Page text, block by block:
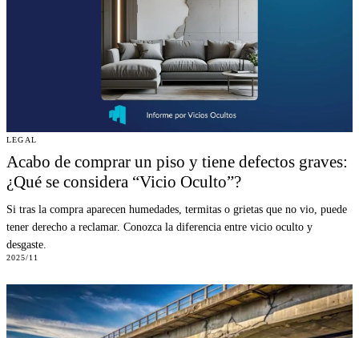
LEGAL
Acabo de comprar un piso y tiene defectos graves:
¿Qué se considera “Vicio Oculto”?
Si tras la compra aparecen humedades, termitas o grietas que no vio, puede
tener derecho a reclamar. Conozca la diferencia entre vicio oculto y
desgaste.
2025/11